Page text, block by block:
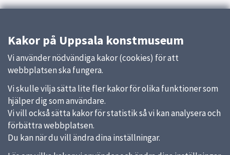
Kakor på Uppsala konstmuseum
Vi använder nödvändiga kakor (cookies) för att
webbplatsen ska fungera.
Vi skulle vilja sätta lite fler kakor för olika funktioner som
hjälper dig som användare.
Vi vill också sätta kakor för statistik så vi kan analysera och
förbättra webbplatsen.
Du kan när du vill ändra dina inställningar.